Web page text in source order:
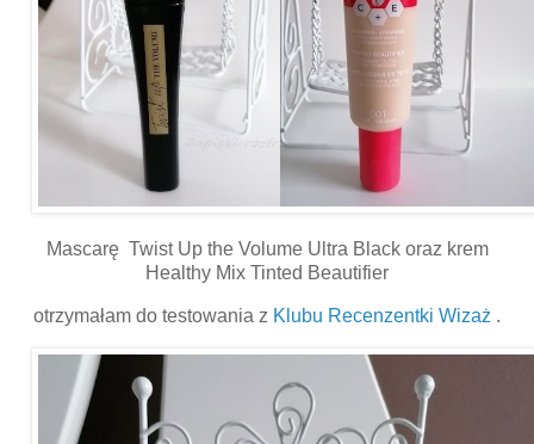
Mascarę Twist Up the Volume Ultra Black oraz krem
Healthy Mix Tinted Beautifier
otrzymałam do testowania z Klubu Recenzentki Wizaż .